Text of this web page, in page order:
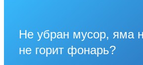
Не убран мусор, яма
не горит фонарь?